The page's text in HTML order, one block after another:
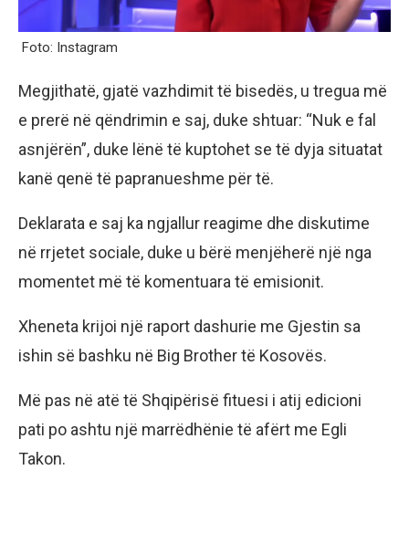
Foto: Instagram
Megjithatë, gjatë vazhdimit të bisedës, u tregua më
e prerë në qëndrimin e saj, duke shtuar: “Nuk e fal
asnjërën”, duke lënë të kuptohet se të dyja situatat
kanë qenë të papranueshme për të.
Deklarata e saj ka ngjallur reagime dhe diskutime
në rrjetet sociale, duke u bërë menjëherë një nga
momentet më të komentuara të emisionit.
Xheneta krijoi një raport dashurie me Gjestin sa
ishin së bashku në Big Brother të Kosovës.
Më pas në atë të Shqipërisë fituesi i atij edicioni
pati po ashtu një marrëdhënie të afërt me Egli
Takon.